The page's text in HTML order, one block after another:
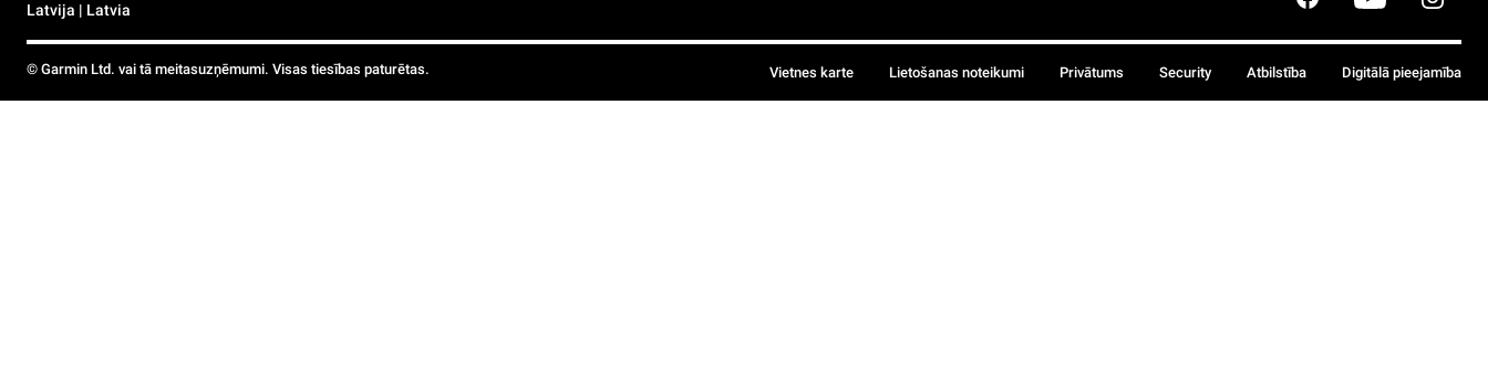
Latvija | Latvia
© Garmin Ltd. vai tā meitasuzņēmumi. Visas tiesības paturētas. Vietnes karte Lietošanas noteikumi Privātums Security Atbilstība Digitālā pieejamība